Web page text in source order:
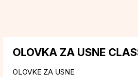
OLOVKA ZA USNE
OLOVKE ZA USNE